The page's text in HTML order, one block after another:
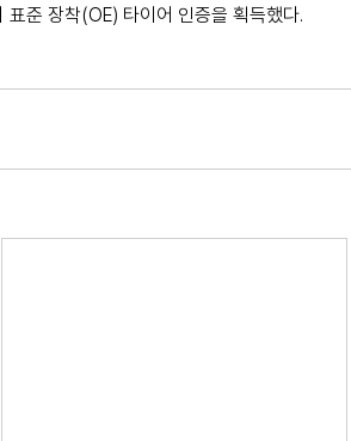
준 장착(OE) 타이어 인증을 획득했다.